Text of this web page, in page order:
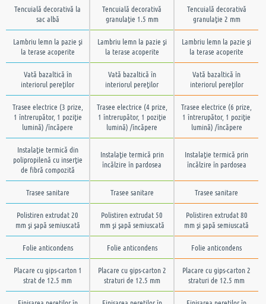
Tencuială decorativă la
sac albă
Tencuială decorativă
granulaţie 1.5 mm
Tencuială decorativă
granulaţie 2 mm
Lambriu lemn la pazie şi
la terase acoperite
Lambriu lemn la pazie şi
la terase acoperite
Lambriu lemn la pazie şi
la terase acoperite
Vată bazaltică în
interiorul pereţilor
Vată bazaltică în
interiorul pereţilor
Vată bazaltică în
interiorul pereţilor
Trasee electrice (3 prize,
1 întrerupător, 1 poziţie
lumină) /încăpere
Trasee electrice (4 prize,
1 întrerupător, 1 poziţie
lumină) /încăpere
Trasee electrice (6 prize,
1 întrerupător, 1 poziţie
lumină) /încăpere
Instalaţie termică din
polipropilenă cu inserţie
de fibră compozită
Instalaţie termică prin
încălzire în pardosea
Instalaţie termică prin
încălzire în pardosea
Trasee sanitare Trasee sanitare Trasee sanitare
Polistiren extrudat 20
mm şi şapă semiuscată
Polistiren extrudat 50
mm şi şapă semiuscată
Polistiren extrudat 80
mm şi şapă semiuscată
Folie anticondens Folie anticondens Folie anticondens
Placare cu gips-carton 1
strat de 12.5 mm
Placare cu gips-carton 2
straturi de 12.5 mm
Placare cu gips-carton 2
straturi de 12.5 mm